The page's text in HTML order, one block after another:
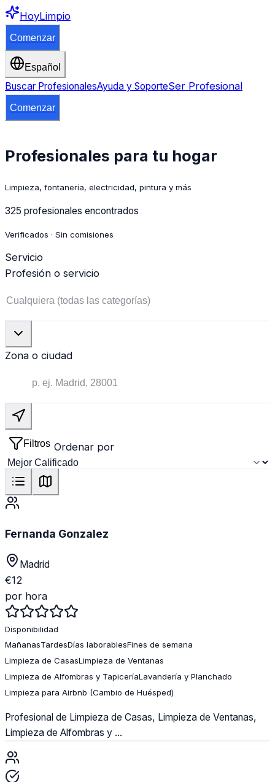
HoyLimpio
Comenzar
Español
Buscar ProfesionalesAyuda y SoporteSer Profesional
Comenzar
Profesionales para tu hogar
Limpieza, fontanería, electricidad, pintura y más
325 profesionales encontrados
Verificados · Sin comisiones
Servicio
Profesión o servicio
Zona o ciudad
Filtros Ordenar por
Fernanda Gonzalez
Madrid
€12
por hora
Disponibilidad
MañanasTardesDías laborablesFines de semana
Limpieza de CasasLimpieza de Ventanas
Limpieza de Alfombras y TapiceríaLavandería y Planchado
Limpieza para Airbnb (Cambio de Huésped)
Profesional de Limpieza de Casas, Limpieza de Ventanas,
Limpieza de Alfombras y ...